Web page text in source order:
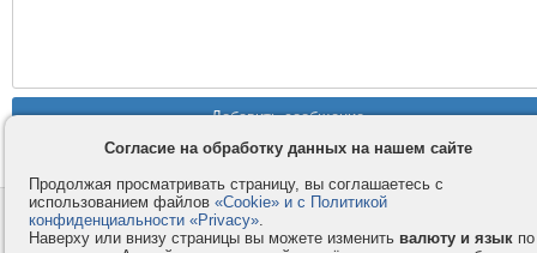
Контакты
Компания
Правила и условия
Согласие на обработку данных на нашем сайте
Продолжая просматривать страницу, вы соглашаетесь с
использованием файлов «Cookie» и с Политикой
конфиденциальности «Privacy».
Наверху или внизу страницы вы можете изменить валюту и язык по